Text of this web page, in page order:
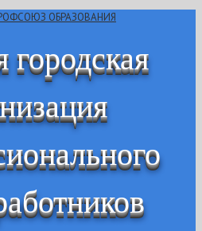
городская